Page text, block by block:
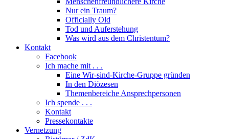
Nur ein Traum?
Officially Old
Tod und Auferstehung
Was wird aus dem Christentum?
Kontakt
Facebook
Ich mache mit . . .
Eine Wir-sind-Kirche-Gruppe gründen
In den Diözesen
Themenbereiche Ansprechpersonen
Ich spende . . .
Kontakt
Pressekontakte
Vernetzung